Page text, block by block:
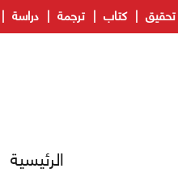
تحقيق كتاب ترجمة دراسة
الرئيسية